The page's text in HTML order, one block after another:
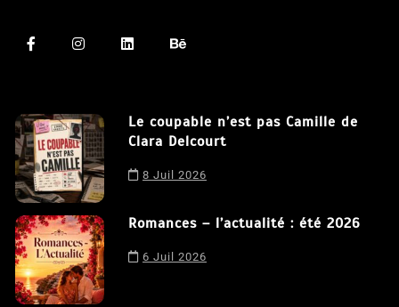
Le coupable n’est pas Camille de
Clara Delcourt
8 Juil 2026
Romances – l’actualité : été 2026
6 Juil 2026